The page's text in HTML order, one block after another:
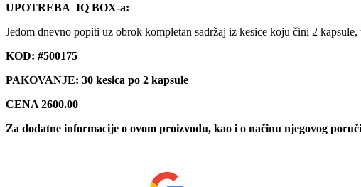
UPOTREBA IQ BOX-a:
Jedom dnevno popiti uz obrok kompletan sadržaj iz kesice koju čini 2 kapsule,
KOD: #500175
PAKOVANJE: 30 kesica po 2 kapsule
CENA 2600.00
Za dodatne informacije o ovom proizvodu, kao i o načinu njegovog